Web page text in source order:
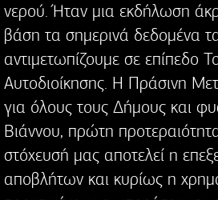
νερού. Ήταν μια εκδήλωση
βάση τα σημερινά δεδομένα
αντιμετωπίζουμε σε επίπεδο
Αυτοδιοίκησης. Η Πράσινη
για όλους τους Δήμους και
Βιάννου, πρώτη
στόχευσή μας αποτελεί η
αποβλήτων και κυρίως η